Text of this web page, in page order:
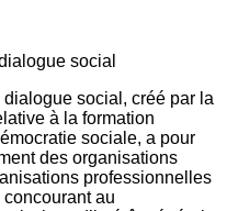
social, créé par la
à la formation
sociale, a pour
des organisations
professionnelles
au